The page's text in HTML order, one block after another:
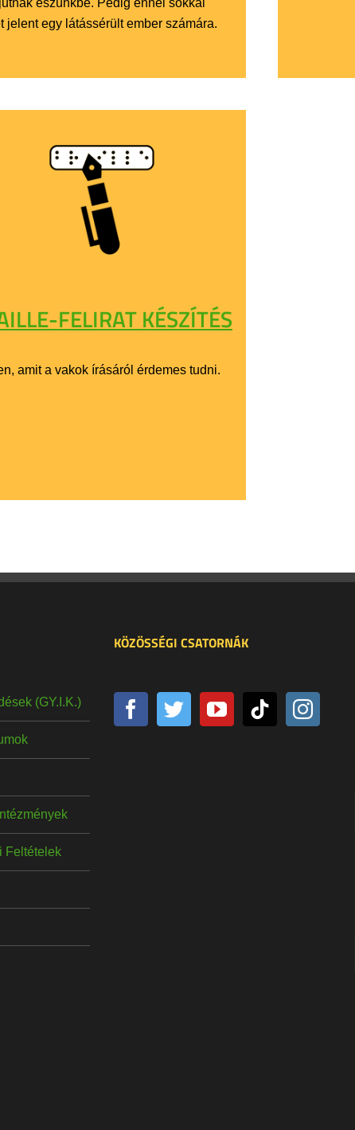
eszünkbe. Pedig ennél sokkal
jelent egy látássérült ember számára.
FELIRAT KÉSZÍTÉS
amit a vakok írásáról érdemes tudni.
(GY.I.K.)
Feltételek
KÖZÖSSÉGI CSATORNÁK